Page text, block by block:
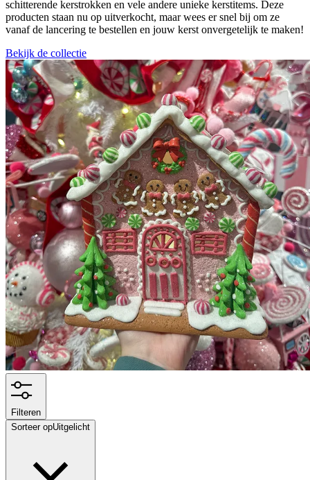
schitterende kerstrokken en vele andere unieke kerstitems. Deze
producten staan nu op uitverkocht, maar wees er snel bij om ze
vanaf de lancering te bestellen en jouw kerst onvergetelijk te maken!
Bekijk de collectie
Filteren
Sorteer opUitgelicht